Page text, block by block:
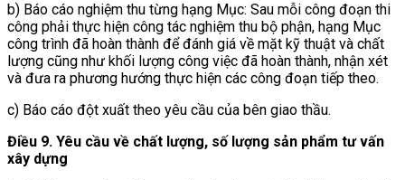
b) Báo cáo nghiệm thu từng hạng Mục: Sau mỗi công đoạn thi
công phải thực hiện công tác nghiệm thu bộ phận, hạng Mục
công trình đã hoàn thành để đánh giá về mặt kỹ thuật và chất
lượng cũng như khối lượng công việc đã hoàn thành, nhận xét
và đưa ra phương hướng thực hiện các công đoạn tiếp theo.
c) Báo cáo đột xuất theo yêu cầu của bên giao thầu.
Điều 9. Yêu cầu về chất lượng, số lượng sản phẩm tư vấn
xây dựng